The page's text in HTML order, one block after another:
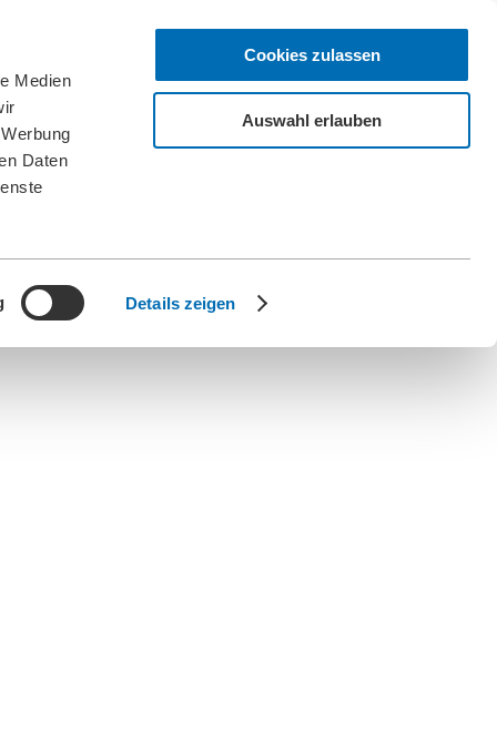
Medien
Daten
Details zeigen
Cookies zulassen
Auswahl erlauben